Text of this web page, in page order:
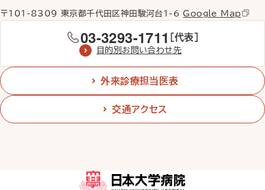
〒101-8309 東京都千代田区神田駿河台1-6Google Map
03-3293-1711 ［代表］
目的別お問い合わせ先
外来診療担当医表
交通アクセス